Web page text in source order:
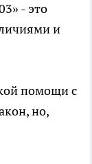
- это
и
помощи с
но,